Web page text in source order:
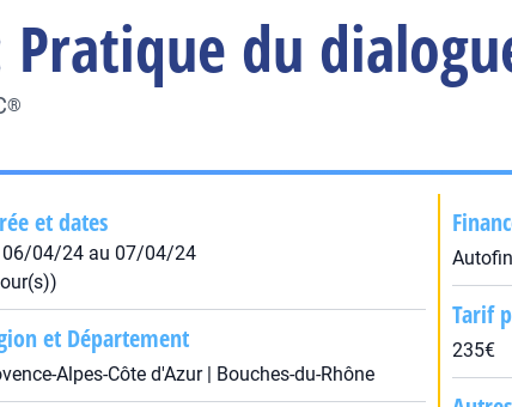
du
®
et dates
06/04/24 au 07/04/24
et Département
Alpes-Côte d'Azur | Bouches-du-Rhône
Tarif
235€